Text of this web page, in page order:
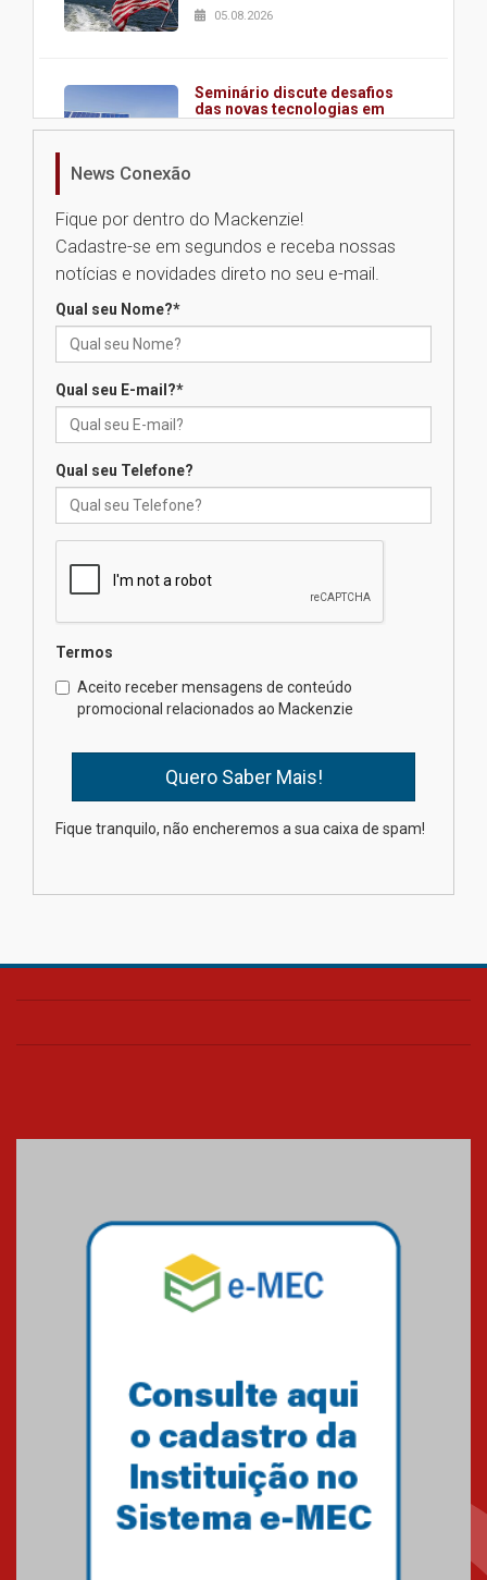
05.08.2026
Seminário discute desafios
das novas tecnologias em
Mackenzie recepciona os
calouros do segundo semestre
de 2026
Como o Colégio Mackenzie
mesmo do Ensino Médio
04.08.2026
Como os pais podem investir
escola
docentes para debater
inovação e desafios da
educação superior
finalista do Prêmio Jabuti com
04.08.2026
News Conexão
Fique por dentro do Mackenzie!
Cadastre-se em segundos e receba nossas
notícias e novidades direto no seu e-mail.
Qual seu Nome?*
Qual seu E-mail?*
Qual seu Telefone?
Termos
Aceito receber mensagens de conteúdo
promocional relacionados ao Mackenzie
Fique tranquilo, não encheremos a sua caixa de spam!